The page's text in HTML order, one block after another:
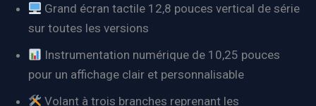
Grand écran tactile 12,8 pouces vertical de série
sur toutes les versions
Instrumentation numérique de 10,25 pouces
pour un affichage clair et personnalisable
Volant à trois branches reprenant les